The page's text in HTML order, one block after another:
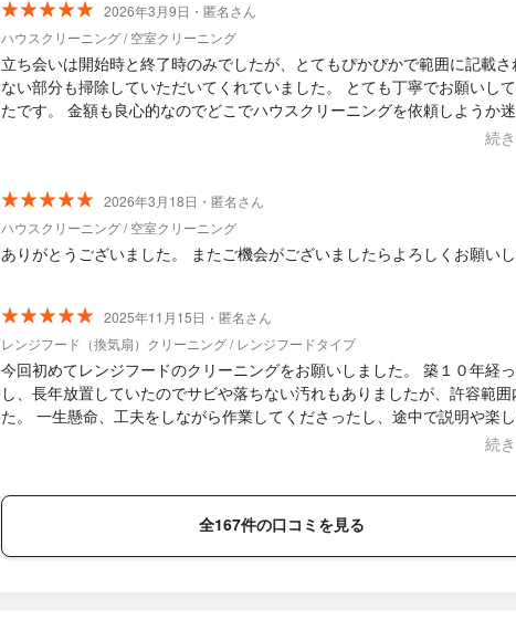
2026年3月9日・匿名さん
ハウスクリーニング / 空室クリーニング
立ち会いは開始時と終了時のみでしたが、とてもぴかぴかで範囲に記載
ない部分も掃除していただいてくれていました。 とても丁寧でお願いし
たです。 金額も良心的なのでどこでハウスクリーニングを依頼しようか
続
2026年3月18日・匿名さん
ハウスクリーニング / 空室クリーニング
ありがとうございました。 またご機会がございましたらよろしくお願いし
2025年11月15日・匿名さん
レンジフード（換気扇）クリーニング / レンジフードタイプ
今回初めてレンジフードのクリーニングをお願いしました。 築１０年経
し、長年放置していたのでサビや落ちない汚れもありましたが、許容範囲
た。 一生懸命、工夫をしながら作業してくださったし、途中で説明や楽
してくださってあっという間に時間が経ちました。 鹿児島県までの移動
続
全167件の口コミを見る